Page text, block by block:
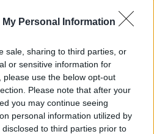
My Personal Information
sale, sharing to third parties, or
or sensitive information for
use the below opt-out
Please note that after your
you may continue seeing
personal information utilized by
to third parties prior to
florestal, a norte e